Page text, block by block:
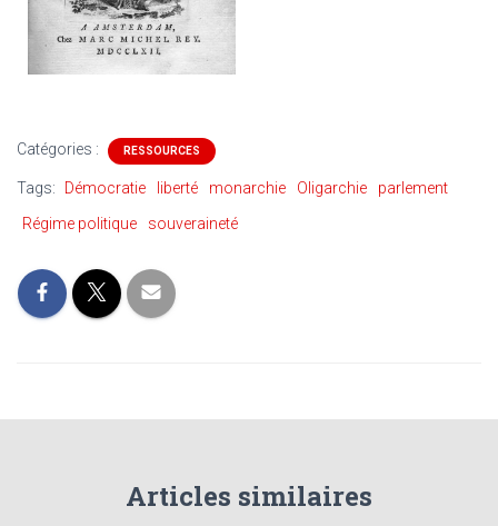
Catégories : RESSOURCES
Tags: Démocratie liberté monarchie Oligarchie
parlement
Régime politique
souveraineté
Articles similaires